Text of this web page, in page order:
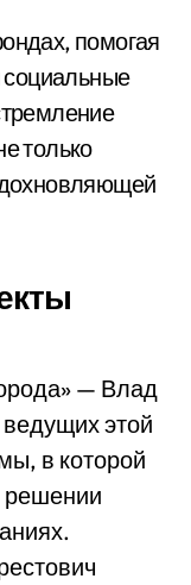
помогая
только
— Влад
этой
в которой
решении